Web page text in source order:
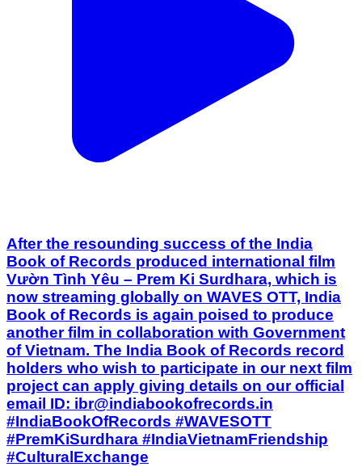
After the resounding success of the India
Book of Records produced international film
Vườn Tình Yêu – Prem Ki Surdhara, which is
now streaming globally on WAVES OTT, India
Book of Records is again poised to produce
another film in collaboration with Government
of Vietnam. The India Book of Records record
holders who wish to participate in our next film
project can apply giving details on our official
email ID: ibr@indiabookofrecords.in
#IndiaBookOfRecords #WAVESOTT
#PremKiSurdhara #IndiaVietnamFriendship
#CulturalExchange